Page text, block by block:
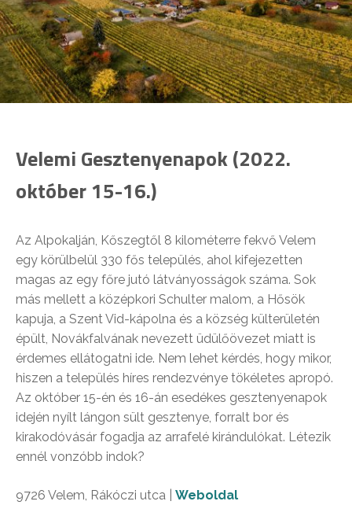
Velemi Gesztenyenapok (2022.
október 15-16.)
Az Alpokalján, Kőszegtől 8 kilométerre fekvő Velem
egy körülbelül 330 fős település, ahol kifejezetten
magas az egy főre jutó látványosságok száma. Sok
más mellett a középkori Schulter malom, a Hősök
kapuja, a Szent Vid-kápolna és a község külterületén
épült, Novákfalvának nevezett üdülőövezet miatt is
érdemes ellátogatni ide. Nem lehet kérdés, hogy mikor,
hiszen a település híres rendezvénye tökéletes apropó.
Az október 15-én és 16-án esedékes gesztenyenapok
idején nyílt lángon sült gesztenye, forralt bor és
kirakodóvásár fogadja az arrafelé kirándulókat. Létezik
ennél vonzóbb indok?
9726 Velem, Rákóczi utca | Weboldal